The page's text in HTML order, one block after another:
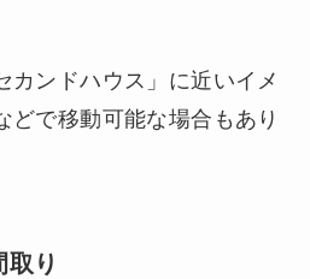
カンドハウス」に近いイメ
どで移動可能な場合もあり
り